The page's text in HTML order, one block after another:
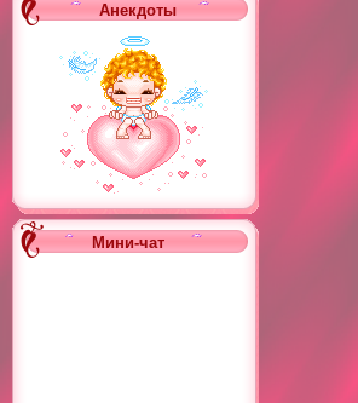
Анекдоты
Мини-чат